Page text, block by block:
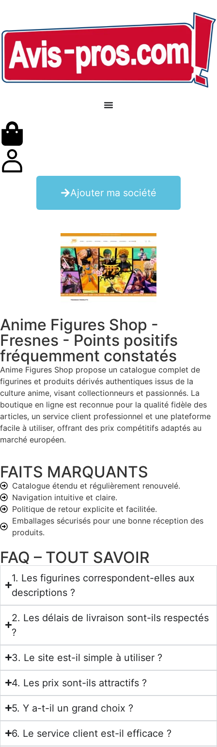
Ajouter ma société
Anime Figures Shop -
Fresnes - Points positifs
fréquemment constatés
Anime Figures Shop propose un catalogue complet de
figurines et produits dérivés authentiques issus de la
culture anime, visant collectionneurs et passionnés. La
boutique en ligne est reconnue pour la qualité fidèle des
articles, un service client professionnel et une plateforme
facile à utiliser, offrant des prix compétitifs adaptés au
marché européen.
FAITS MARQUANTS
Catalogue étendu et régulièrement renouvelé.
Navigation intuitive et claire.
Politique de retour explicite et facilitée.
Emballages sécurisés pour une bonne réception des
produits.
FAQ – TOUT SAVOIR
1. Les figurines correspondent-elles aux
descriptions ?
2. Les délais de livraison sont-ils respectés
?
3. Le site est-il simple à utiliser ?
4. Les prix sont-ils attractifs ?
5. Y a-t-il un grand choix ?
6. Le service client est-il efficace ?